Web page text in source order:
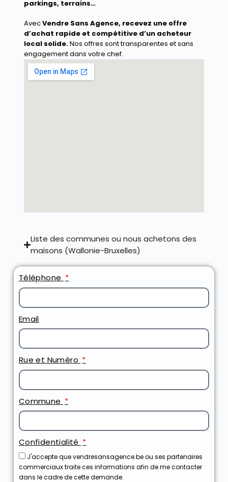
parkings, terrains…
AvecVendre Sans Agence, recevez une offre
d’achat rapide et compétitive d’un acheteur
local solide.Nos offres sont transparentes et sans
engagement dans votre chef.
Liste des communes ou nous achetons des
maisons (Wallonie-Bruxelles)
Téléphone
Email
Rue et Numéro
Commune
Confidentialité
J'accepte que vendresansagence.be ou ses partenaires
commerciaux traite ces informations afin de me contacter
dans le cadre de cette demande.